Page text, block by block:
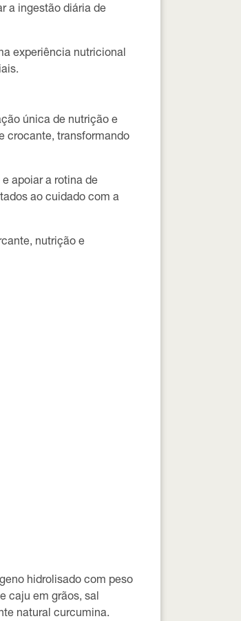
a ingestão diária de
experiência nutricional
única de nutrição e
crocante, transformando
apoiar a rotina de
ao cuidado com a
nutrição e
hidrolisado com peso
caju em grãos, sal
natural curcumina.